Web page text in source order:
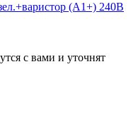
(A1+) 240В
с вами и уточнят